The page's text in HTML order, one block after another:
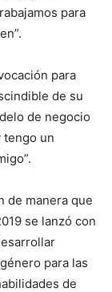
para
para
de su
de negocio
tengo un
de manera que
se lanzó con
para las
de